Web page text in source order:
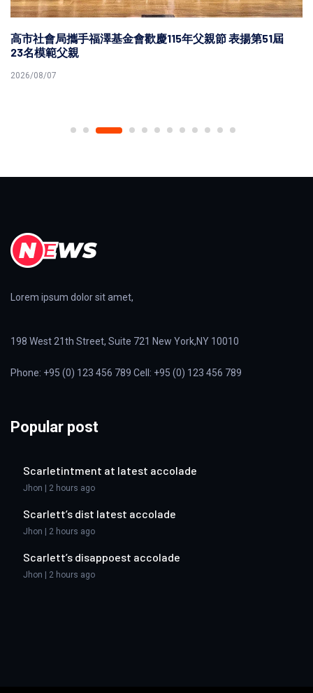
高市社會局攜手福澤基金會歡慶115年父親節 表揚第51屆
23名模範父親
2026/08/07
Lorem ipsum dolor sit amet,
198 West 21th Street, Suite 721 New York,NY 10010
Phone: +95 (0) 123 456 789 Cell: +95 (0) 123 456 789
Popular post
Scarletintment at latest accolade
Jhon | 2 hours ago
Scarlett’s dist latest accolade
Jhon | 2 hours ago
Scarlett’s disappoest accolade
Jhon | 2 hours ago